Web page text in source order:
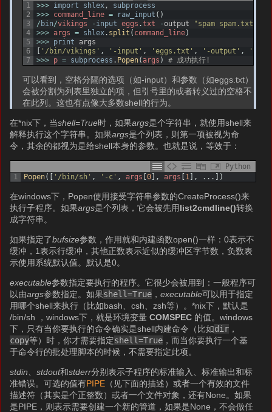
1
2
3
4
5
6
7
>>> import shlex,
subprocess
>>> command_line = raw_input ( )
/ bin/vikings - input eggs .txt -output "spam spam.txt"
>>> args = shlex. split ( command_line)
>>> print
args
'/bin/vikings' , '-input' , 'eggs.txt' , '-output' ,
>>> p = subprocess . Popen( args ) # 成功执行!
可以看到，空格分隔的选项（如-input）和参数（如eggs.txt）
会被分割为列表里独立的项，但引号里的或者转义过的空格不
在此列。这也有点像大多数shell的行为。
在*nix下，当shell=True时，如果args是个字符串，就使用shell来
解释执行这个字符串。如果args是个列表，则第一项被视为命
令，其余的都视为是给shell本身的参数。也就是说，等效于：
Python
1
Popen( '/bin/sh' , '-c' , args [0 , args 1 , . . . )
在windows下，Popen使用接受字符串参数的CreateProcess()来
执行子程序。如果args是个列表，它会被先用list2cmdline()转换
成字符串。
如果指定了bufsize参数，作用就和内建函数open()一样：0表示不
缓冲，1表示行缓冲，其他正数表示近似的缓冲区字节数，负数表
示使用系统默认值。默认是0。
executable参数指定要执行的程序。它很少会被用到：一般程序可
以由args参数指定。如果shell=True ，executable可以用于指定
用哪个shell来执行（比如bash、csh、zsh等）。*nix下，默认是
/bin/sh ，windows下，就是环境变量COMSPEC 的值。windows
下，只有当你要执行的命令确实是shell内建命令（比如dir ，
copy等）时，你才需要指定shell=True ，而当你要执行一个基
于命令行的批处理脚本的时候，不需要指定此项。
stdin 、stdout和stderr分别表示子程序的标准输入、标准输出和标
准错误。可选的值有PIPE （见下面的描述）或者一个有效的文件
描述符（其实是个正整数）或者一个文件对象，还有None。如果
是PIPE，则表示需要创建一个新的管道，如果是None，不会做任